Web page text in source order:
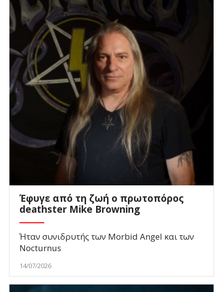
Έφυγε από τη ζωή ο πρωτοπόρος
deathster Mike Browning
Ήταν συνιδρυτής των Morbid Angel και των
Nocturnus
14/07/2026